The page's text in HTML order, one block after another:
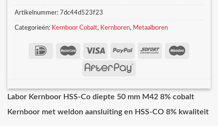
Artikelnummer: 7dc44d523f23
Categorieën: Kernboor Cobalt, Kernboren, Metaalboren
Labor Kernboor HSS-Co diepte 50 mm M42 8% cobalt
Kernboor met weldon aansluiting en HSS-CO 8% kwaliteit